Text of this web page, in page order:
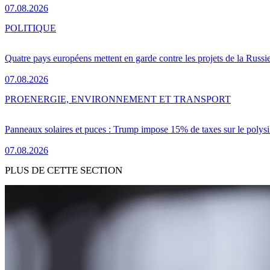
07.08.2026
Quatre pays européens mettent en garde contre les projets de la
07.08.2026
POLITIQUE
Panneaux solaires et puces : Trump impose 15% de taxes sur le
07.08.2026
PROENERGIE, ENVIRONNEMENT ET TRANSPORT
PLUS DE CETTE SECTION